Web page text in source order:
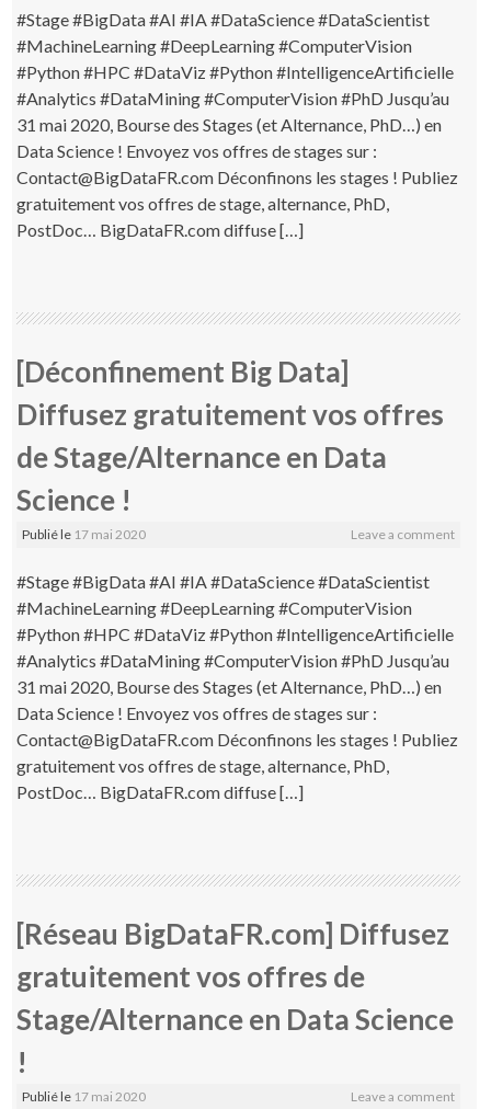
#Stage #BigData #AI #IA #DataScience #DataScientist
#MachineLearning #DeepLearning #ComputerVision
#Python #HPC #DataViz #Python #IntelligenceArtificielle
#Analytics #DataMining #ComputerVision #PhD Jusqu’au
31 mai 2020, Bourse des Stages (et Alternance, PhD…) en
Data Science ! Envoyez vos offres de stages sur :
Contact@BigDataFR.com Déconfinons les stages ! Publiez
gratuitement vos offres de stage, alternance, PhD,
PostDoc… BigDataFR.com diffuse […]
[Déconfinement Big Data]
Diffusez gratuitement vos offres
de Stage/Alternance en Data
Science !
Publié le 17 mai 2020 Leave a comment
#Stage #BigData #AI #IA #DataScience #DataScientist
#MachineLearning #DeepLearning #ComputerVision
#Python #HPC #DataViz #Python #IntelligenceArtificielle
#Analytics #DataMining #ComputerVision #PhD Jusqu’au
31 mai 2020, Bourse des Stages (et Alternance, PhD…) en
Data Science ! Envoyez vos offres de stages sur :
Contact@BigDataFR.com Déconfinons les stages ! Publiez
gratuitement vos offres de stage, alternance, PhD,
PostDoc… BigDataFR.com diffuse […]
[Réseau BigDataFR.com] Diffusez
gratuitement vos offres de
Stage/Alternance en Data Science
!
Publié le 17 mai 2020 Leave a comment